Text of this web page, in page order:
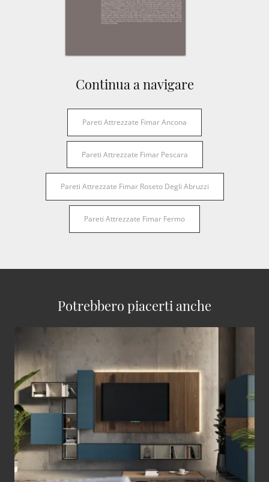
Continua a navigare
Pareti Attrezzate Fimar Ancona
Pareti Attrezzate Fimar Pescara
Pareti Attrezzate Fimar Roseto Degli Abruzzi
Pareti Attrezzate Fimar Fermo
Potrebbero piacerti anche